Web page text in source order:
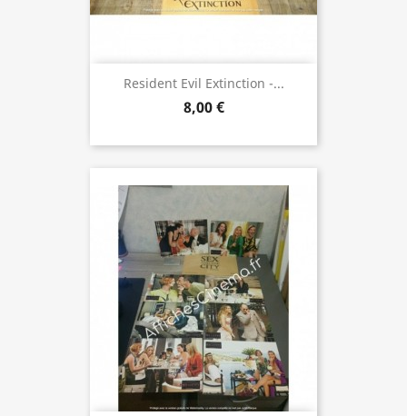
Resident Evil Extinction -...
8,00 €